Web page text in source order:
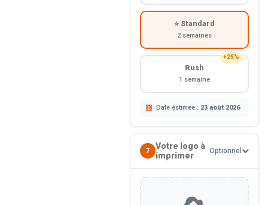
⭐ Standard
2 semaines
+25%
Rush
1 semaine
Date estimée : 23 août 2026
7
Votre logo à
imprimer
Optionnel